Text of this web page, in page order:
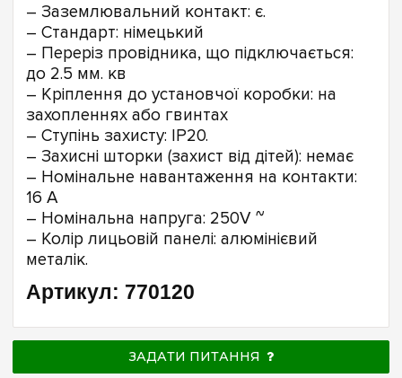
– Заземлювальний контакт: є.
– Стандарт: німецький
– Переріз провідника, що підключається:
до 2.5 мм. кв
– Кріплення до установчої коробки: на
захопленнях або гвинтах
– Ступінь захисту: IP20.
– Захисні шторки (захист від дітей): немає
– Номінальне навантаження на контакти:
16 А
– Номінальна напруга: 250V ~
– Колір лицьовій панелі: алюмінієвий
металік.
Артикул: 770120
ЗАДАТИ ПИТАННЯ